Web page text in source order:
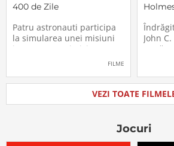
400 de Zile
Patru astronauti participa
la simularea unei misiuni
in care sunt trimisi pe o
psihologice pe care le are
calatoria in spatiu. Starea
mentala a astronautilor
FILME
John
nouă
său,
de
De data
VEZI TOATE
Jocuri